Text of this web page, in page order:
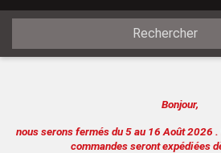
Bonjour,
nous serons fermés du 5 au 16 Août 2026 .
commandes seront expédiées